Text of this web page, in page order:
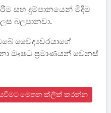
සහ දුම්පානයෙන් මිදීම
බලපානවා.
වෛද්‍යවරයාගේ
ඖෂධ ප්‍රමාණයන් වෙනස්
මෙතන ක්ලික් කරන්න